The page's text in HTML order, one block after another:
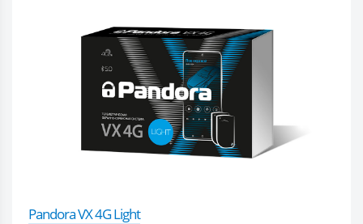
Pandora VX 4G Light